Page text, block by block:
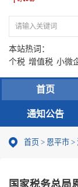
本站热词：
个税 增值税 小微
首页
通知公告
首页 > 恩平市 >
国家税务总局